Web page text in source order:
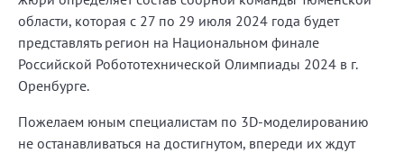
области, которая с 27 по 29 июля 2024 года будет
представлять регион на Национальном финале
Российской Робототехнической Олимпиады 2024 в г.
Оренбурге.
Пожелаем юным специалистам по 3D-моделированию
не останавливаться на достигнутом, впереди их ждут